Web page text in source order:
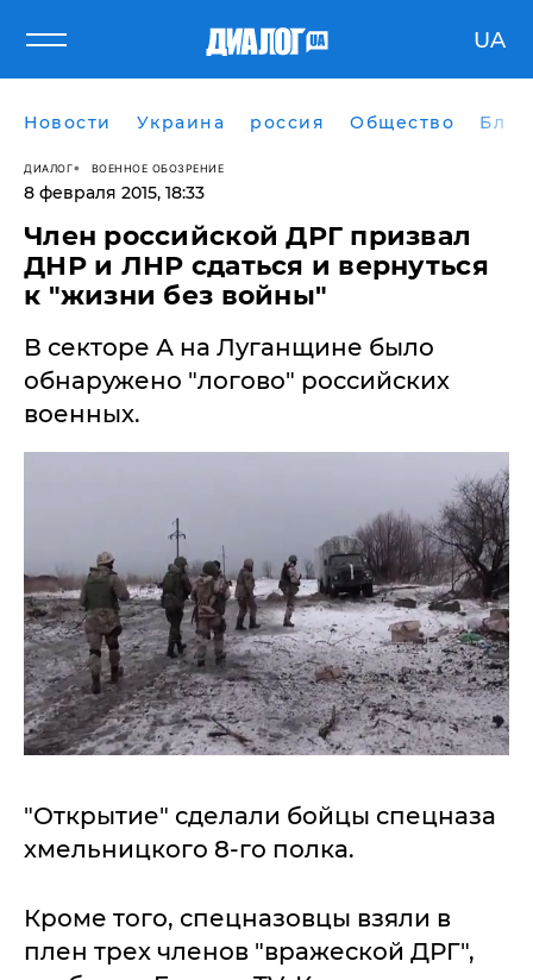
UA
Новости Украина россия Общество
ДИАЛОГ ВОЕННОЕ ОБОЗРЕНИЕ
8 февраля 2015, 18:33
Член российской ДРГ призвал
ДНР и ЛНР сдаться и вернуться
к "жизни без войны"
В секторе А на Луганщине было
обнаружено "логово" российских
военных.
"Открытие" сделали бойцы спецназа
хмельницкого 8-го полка.
Кроме того, спецназовцы взяли в
плен трех членов "вражеской ДРГ",